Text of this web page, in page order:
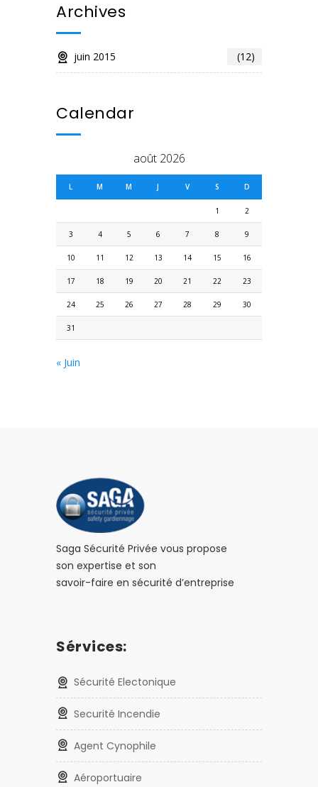
Archives
juin 2015 (12)
Calendar
août 2026
L M M J V S D
1 2
3 4 5 6 7 8 9
10 11 12 13 14 15 16
17 18 19 20 21 22 23
24 25 26 27 28 29 30
31
« Juin
Saga Sécurité Privée vous propose
son expertise et son
savoir-faire en sécurité d’entreprise
Sérvices:
Sécurité Electonique
Securité Incendie
Agent Cynophile
Aéroportuaire